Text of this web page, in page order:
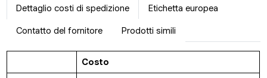
Dettaglio costi di spedizione Etichetta europea
Contatto del fornitore Prodotti simili
Costo